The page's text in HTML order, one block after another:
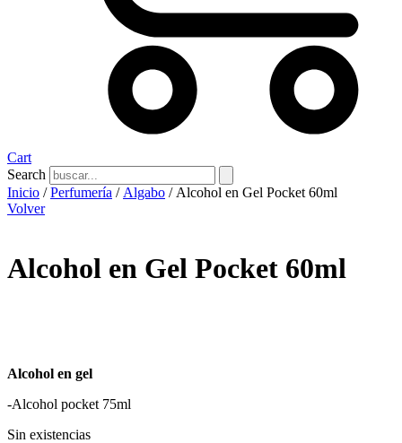
Cart
Search
Inicio /Perfumería / Algabo / Alcohol en Gel Pocket 60ml
Volver
Alcohol en Gel Pocket 60ml
Alcohol en gel
-Alcohol pocket 75ml
Sin existencias